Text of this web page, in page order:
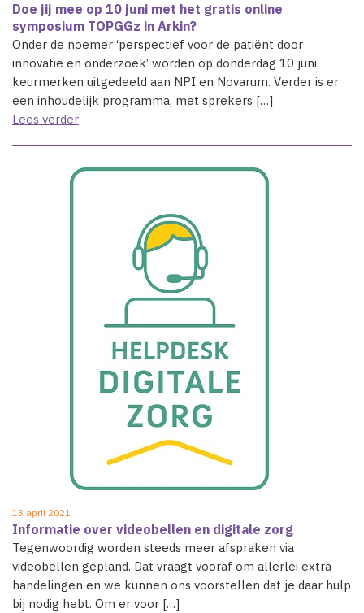
Doe jij mee op 10 juni met het gratis online
symposium TOPGGz in Arkin?
Onder de noemer ‘perspectief voor de patiënt door
innovatie en onderzoek’ worden op donderdag 10 juni
keurmerken uitgedeeld aan NPI en Novarum. Verder is er
een inhoudelijk programma, met sprekers […]
Lees verder
13 april 2021
Informatie over videobellen en digitale zorg
Tegenwoordig worden steeds meer afspraken via
videobellen gepland. Dat vraagt vooraf om allerlei extra
handelingen en we kunnen ons voorstellen dat je daar hulp
bij nodig hebt. Om er voor […]